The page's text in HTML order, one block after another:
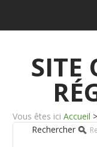
SITE
Vous êtes ici Accueil >
Rechercher